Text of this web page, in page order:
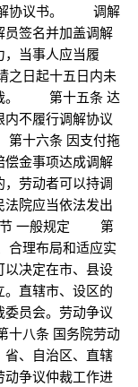
解协议书。 调解
签名并加盖调解
当事人应当履
日起十五日内未
裁。 第十五条 达
不履行调解协议
十六条 因支付拖
偿金事项达成调解
劳动者可以持调
院应当依法发出
一般规定 第
合理布局和适应实
以决定在市、县设
直辖市、设区的
员会。劳动争议
八条 国务院劳动
、自治区、直辖
争议仲裁工作进